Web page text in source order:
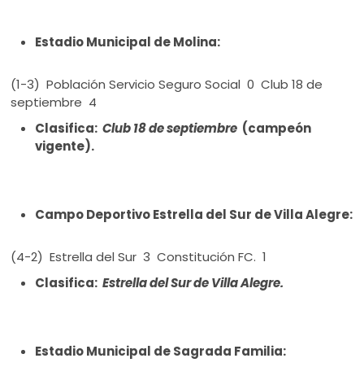
Estadio Municipal de Molina:
(1-3) Población Servicio Seguro Social 0 Club 18 de
septiembre 4
Clasifica:Club 18 de septiembre (campeón
vigente).
Campo Deportivo Estrella del Sur de Villa Alegre:
(4-2) Estrella del Sur 3 Constitución FC. 1
Clasifica: Estrella del Sur de Villa Alegre.
Estadio Municipal de Sagrada Familia: